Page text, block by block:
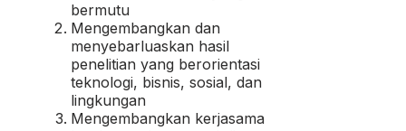
bermutu
Mengembangkan dan
menyebarluaskan hasil
penelitian yang berorientasi
teknologi, bisnis, sosial, dan
lingkungan
Mengembangkan kerjasama